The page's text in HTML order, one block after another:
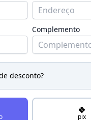
Complemento
desconto?
pix